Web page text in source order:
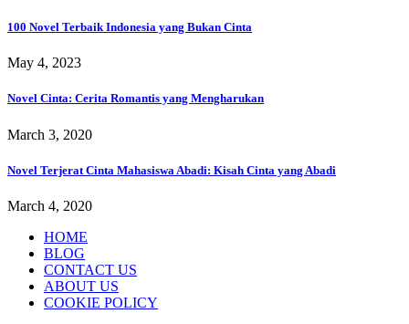
100 Novel Terbaik Indonesia yang Bukan Cinta
May 4, 2023
Novel Cinta: Cerita Romantis yang Mengharukan
March 3, 2020
Novel Terjerat Cinta Mahasiswa Abadi: Kisah Cinta yang Abadi
March 4, 2020
HOME
BLOG
CONTACT US
ABOUT US
COOKIE POLICY